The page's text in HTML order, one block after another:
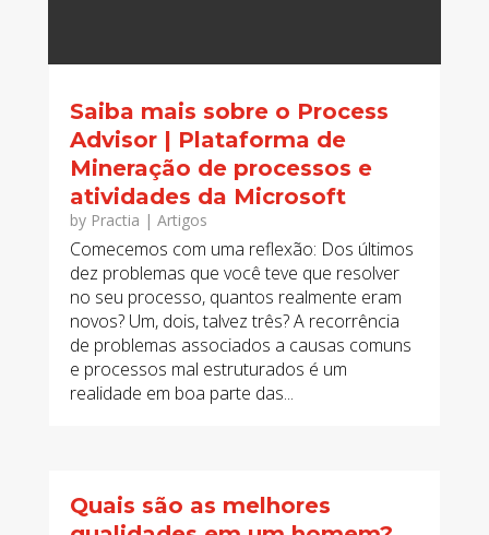
Saiba mais sobre o Process
Advisor | Plataforma de
Mineração de processos e
atividades da Microsoft
by Practia | Artigos
Comecemos com uma reflexão: Dos últimos
dez problemas que você teve que resolver
no seu processo, quantos realmente eram
novos? Um, dois, talvez três? A recorrência
de problemas associados a causas comuns
e processos mal estruturados é um
realidade em boa parte das...
Quais são as melhores